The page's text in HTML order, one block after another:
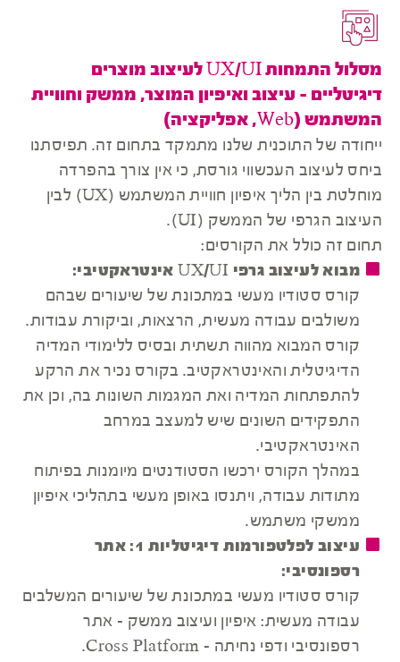
מסלול התמחות UX/UI לעיצוב מוצרים
דיגיטליים - עיצוב ואיפיון המוצר, ממשק וחוויית
המשתמש (Web, אפליקציה)
ייחודה של התוכנית שלנו מתמקד בתחום זה. תפיסתנו
ביחס לעיצוב העכשווי גורסת, כי אין צורך בהפרדה
מוחלטת בין הליך איפיון חוויית המשתמש (UX) לבין
העיצוב הגרפי של הממשק (UI).
תחום זה כולל את הקורסים:
מבוא לעיצוב גרפי UX/UI אינטראקטיבי:
קורס סטודיו מעשי במתכונת של שיעורים שבהם
משולבים עבודה מעשית, הרצאות, וביקורת עבודות.
קורס המבוא מהווה תשתית ובסיס ללימודי המדיה
הדיגיטלית והאינטראקטיב. בקורס נכיר את הרקע
להתפתחות המדיה ואת המגמות השונות בה, וכן את
התפקידים השונים שיש למעצב במרחב
האינטראקטיבי.
במהלך הקורס ירכשו הסטודנטים מיומנות בפיתוח
מתודות עבודה, ויתנסו באופן מעשי בתהליכי איפיון
ממשקי משתמש.
עיצוב לפלטפורמות דיגיטליות 1: אתר
רספונסיבי:
קורס סטודיו מעשי במתכונת של שיעורים המשלבים
עבודה מעשית: איפיון ועיצוב ממשק - אתר
רספונסיבי ודפי נחיתה - Cross Platform.